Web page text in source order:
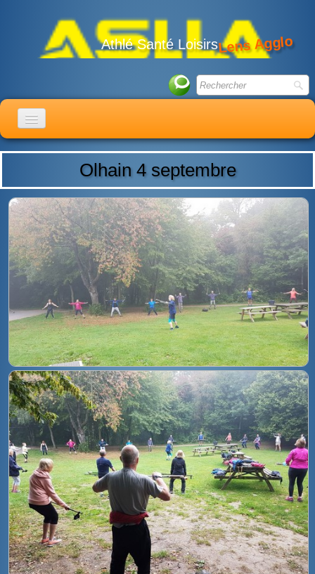
Athlé Santé LoisirsLens Agglo
ACCUEIL
ACTIVITÉS
ACTUALITÉS
CALENDRIER
ADHÉSION
LIENS
BOUTIQUE
CONTACT
PHOTOS▼
DONS
Olhain 4 septembre